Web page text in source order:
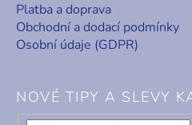
Platba a doprava
Obchodní a dodací podmínky
Osobní údaje (GDPR)
NOVÉ TIPY A SLEVY